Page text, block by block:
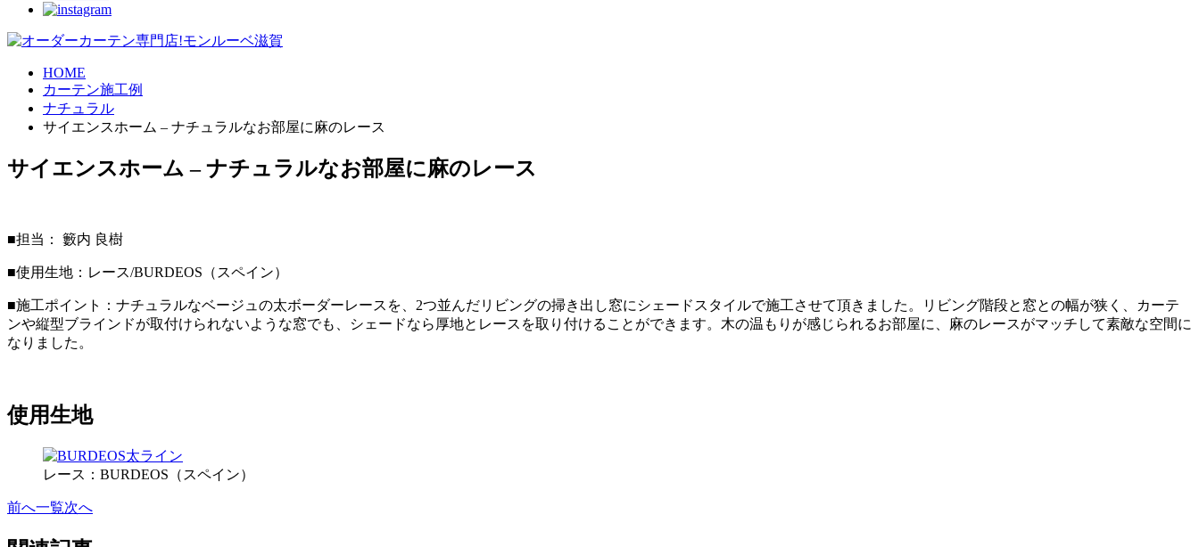
HOME
カーテン施工例
ナチュラル
サイエンスホーム – ナチュラルなお部屋に麻のレース
サイエンスホーム – ナチュラルなお部屋に麻のレース
■担当： 籔内 良樹
■使用生地：レース/BURDEOS（スペイン）
■施工ポイント：ナチュラルなベージュの太ボーダーレースを、2つ並んだリビングの掃き出し窓にシェードスタイルで施工させて頂きました。リビング階段と窓との幅が狭く、カーテ
ンや縦型ブラインドが取付けられないような窓でも、シェードなら厚地とレースを取り付けることができます。木の温もりが感じられるお部屋に、麻のレースがマッチして素敵な空間に
なりました。
使用生地
レース：BURDEOS（スペイン）
前へ一覧次へ